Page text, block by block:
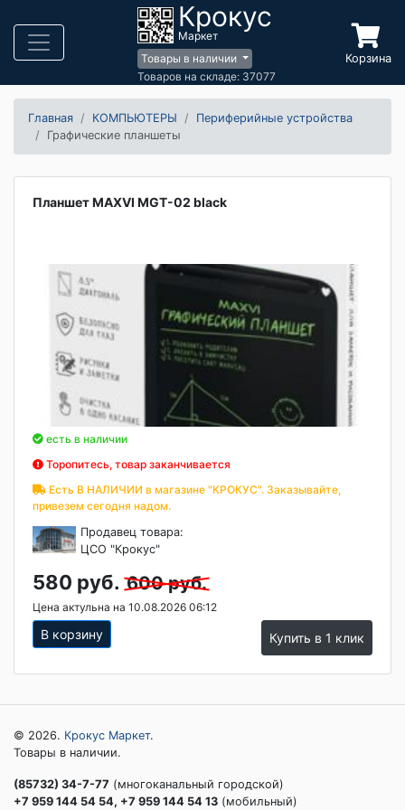
Крокус
Маркет
Товары в наличии
Товаров на складе: 37077
Корзина
Главная КОМПЬЮТЕРЫ
Периферийные устройства
Графические планшеты
Планшет MAXVI MGT-02 black
есть в наличии
Торопитесь, товар заканчивается
Есть В НАЛИЧИИ в магазине "КРОКУС". Заказывайте,
привезем сегодня надом.
Продавец товара:
ЦСО "Крокус"
580 руб. 600 руб.
Цена актульна на 10.08.2026 06:12
В корзину Купить в 1 клик
© 2026. Крокус Маркет.
Товары в наличии.
(85732) 34-7-77 (многоканальный городской)
+7 959 144 54 54, +7 959 144 54 13 (мобильный)